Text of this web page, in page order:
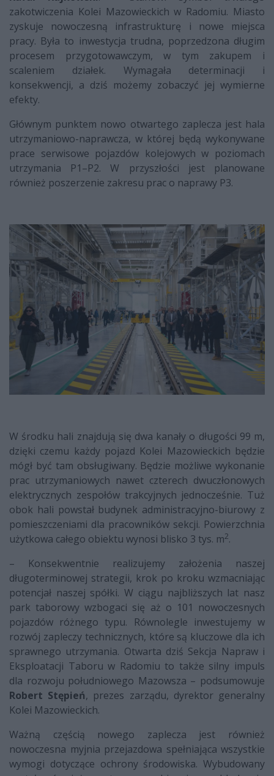
zakotwiczenia Kolei Mazowieckich w Radomiu. Miasto
zyskuje nowoczesną infrastrukturę i nowe miejsca
pracy. Była to inwestycja trudna, poprzedzona długim
procesem przygotowawczym, w tym zakupem i
scaleniem działek. Wymagała determinacji i
konsekwencji, a dziś możemy zobaczyć jej wymierne
efekty.
Głównym punktem nowo otwartego zaplecza jest hala
utrzymaniowo-naprawcza, w której będą wykonywane
prace serwisowe pojazdów kolejowych w poziomach
utrzymania P1–P2. W przyszłości jest planowane
również poszerzenie zakresu prac o naprawy P3.
W środku hali znajdują się dwa kanały o długości 99 m,
dzięki czemu każdy pojazd Kolei Mazowieckich będzie
mógł być tam obsługiwany. Będzie możliwe wykonanie
prac utrzymaniowych nawet czterech dwuczłonowych
elektrycznych zespołów trakcyjnych jednocześnie. Tuż
obok hali powstał budynek administracyjno-biurowy z
pomieszczeniami dla pracowników sekcji. Powierzchnia
użytkowa całego obiektu wynosi blisko 3 tys. m2.
– Konsekwentnie realizujemy założenia naszej
długoterminowej strategii, krok po kroku wzmacniając
potencjał naszej spółki. W ciągu najbliższych lat nasz
park taborowy wzbogaci się aż o 101 nowoczesnych
pojazdów różnego typu. Równolegle inwestujemy w
rozwój zapleczy technicznych, które są kluczowe dla ich
sprawnego utrzymania. Otwarta dziś Sekcja Napraw i
Eksploatacji Taboru w Radomiu to także silny impuls
dla rozwoju południowego Mazowsza – podsumowuje
Robert Stępień, prezes zarządu, dyrektor generalny
Kolei Mazowieckich.
Ważną częścią nowego zaplecza jest również
nowoczesna myjnia przejazdowa spełniająca wszystkie
wymogi dotyczące ochrony środowiska. Wybudowany